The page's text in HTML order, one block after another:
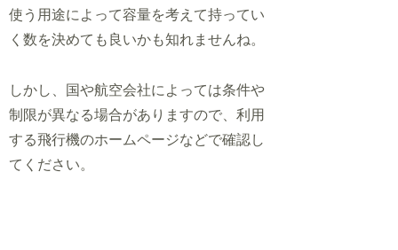
使う用途によって容量を考えて持ってい
く数を決めても良いかも知れませんね。
しかし、国や航空会社によっては条件や
制限が異なる場合がありますので、利用
する飛行機のホームページなどで確認し
てください。